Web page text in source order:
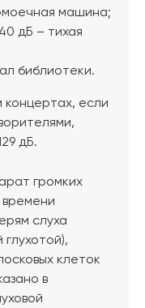
машина;
дБ – тихая
библиотеки.
концертах, если
дБ.
громких
времени
слуха
клеток
в